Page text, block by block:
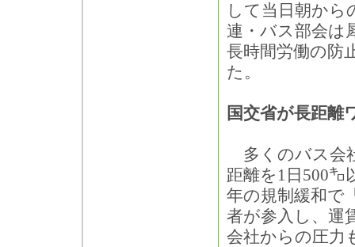
して当日朝から
連・バス部会は
長時間労働の防
た。
国交省が長距離
多くのバス会
距離を1日500㌔
年の規制緩和で
者が参入し、運
会社からの圧力